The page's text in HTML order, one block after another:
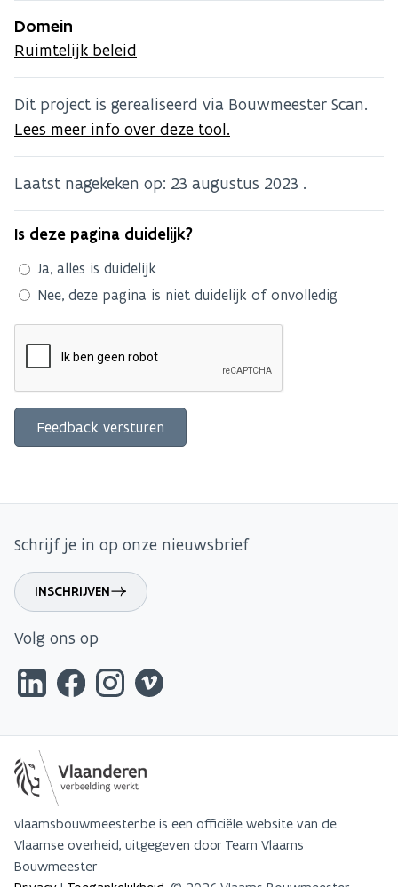
Domein
Ruimtelijk beleid
Dit project is gerealiseerd via Bouwmeester Scan.
Lees meer info over deze tool.
Laatst nagekeken op: 23 augustus 2023 .
Is deze pagina duidelijk?
Ja, alles is duidelijk
Nee, deze pagina is niet duidelijk of onvolledig
Schrijf je in op onze nieuwsbrief
INSCHRIJVEN
Volg ons op
vlaamsbouwmeester.be is een officiële website van de
Vlaamse overheid, uitgegeven door Team Vlaams
Bouwmeester